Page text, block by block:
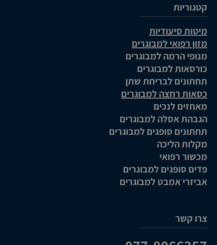
קטגוריות
מיטות סיעודיות
מזון רפואי למבוגרים
מנופי הרמה למבוגרים
כורסאות למבוגרים
תחתונים לבריחת שתן
כסאות רחצה למבוגרים
מאחזים לנכים
הגבהת אסלה למבוגרים
תחתונים סופגים למבוגרים
מקלות הליכה
מכשור רפואי
פדים סופגים למבוגרים
אביזרי אמבט למבוגרים
צרו קשר